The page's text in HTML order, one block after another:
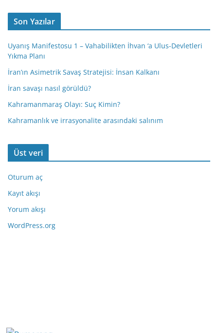
Son Yazılar
Uyanış Manifestosu 1 – Vahabilikten İhvan ‘a Ulus-Devletleri
Yıkma Planı
İran’ın Asimetrik Savaş Stratejisi: İnsan Kalkanı
İran savaşı nasıl görüldü?
Kahramanmaraş Olayı: Suç Kimin?
Kahramanlık ve irrasyonalite arasındaki salınım
Üst veri
Oturum aç
Kayıt akışı
Yorum akışı
WordPress.org